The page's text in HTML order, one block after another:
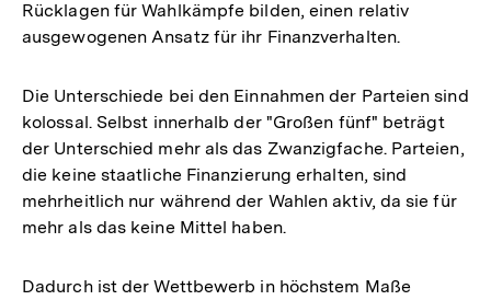
Rücklagen für Wahlkämpfe bilden, einen relativ
ausgewogenen Ansatz für ihr Finanzverhalten.
Die Unterschiede bei den Einnahmen der Parteien sind
kolossal. Selbst innerhalb der "Großen fünf" beträgt
der Unterschied mehr als das Zwanzigfache. Parteien,
die keine staatliche Finanzierung erhalten, sind
mehrheitlich nur während der Wahlen aktiv, da sie für
mehr als das keine Mittel haben.
Dadurch ist der Wettbewerb in höchstem Maße